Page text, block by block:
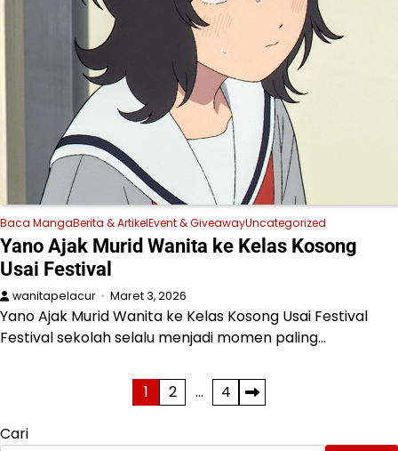
Baca MangaBerita & ArtikelEvent & GiveawayUncategorized
Yano Ajak Murid Wanita ke Kelas Kosong
Usai Festival
wanitapelacur Maret 3, 2026
Yano Ajak Murid Wanita ke Kelas Kosong Usai Festival
Festival sekolah selalu menjadi momen paling…
pos
1 2 … 4
Cari